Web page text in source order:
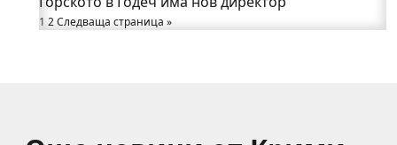
Какво накара Яна и Станимир да изберат Годеч
1 2Следваща страница »